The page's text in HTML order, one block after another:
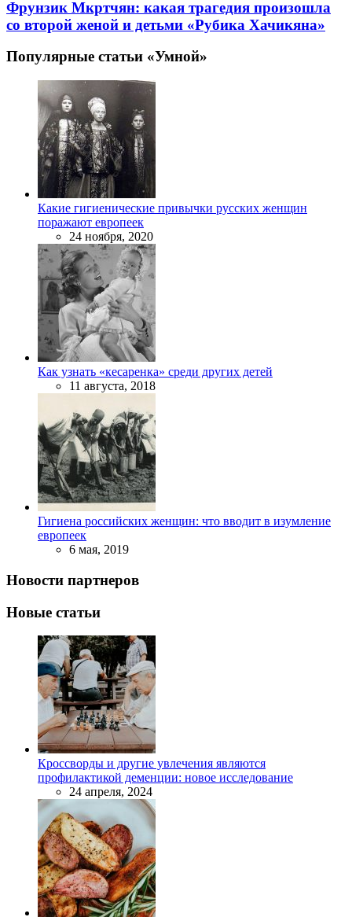
Фрунзик Мкртчян: какая трагедия произошла
со второй женой и детьми «Рубика Хачикяна»
Популярные статьи «Умной»
Какие гигиенические привычки русских женщин
поражают европеек
24 ноября, 2020
Как узнать «кесаренка» среди других детей
11 августа, 2018
Гигиена российских женщин: что вводит в изумление
европеек
6 мая, 2019
Новости партнеров
Новые статьи
Кроссворды и другие увлечения являются
профилактикой деменции: новое исследование
24 апреля, 2024